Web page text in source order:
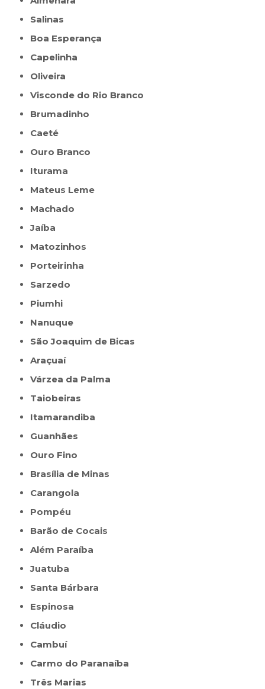
Salinas
Boa Esperança
Capelinha
Oliveira
Visconde do Rio Branco
Brumadinho
Caeté
Ouro Branco
Iturama
Mateus Leme
Machado
Jaíba
Matozinhos
Porteirinha
Sarzedo
Piumhi
Nanuque
São Joaquim de Bicas
Araçuaí
Várzea da Palma
Taiobeiras
Itamarandiba
Guanhães
Ouro Fino
Brasília de Minas
Carangola
Pompéu
Barão de Cocais
Além Paraíba
Juatuba
Santa Bárbara
Espinosa
Cláudio
Cambuí
Carmo do Paranaíba
Três Marias